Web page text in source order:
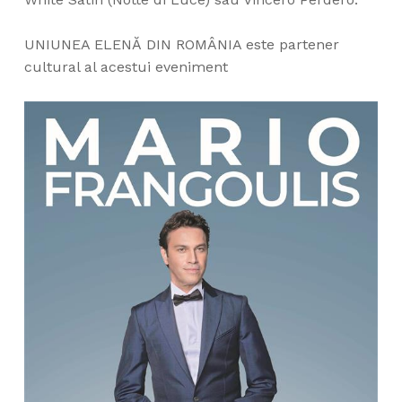
UNIUNEA ELENĂ DIN ROMÂNIA este partener
cultural al acestui eveniment